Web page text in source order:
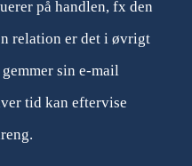
på handlen, fx den
relation er det i øvrigt
sin e-mail
tid kan eftervise